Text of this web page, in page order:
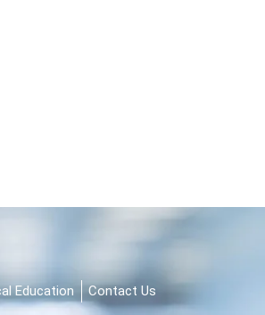
Education Contact Us